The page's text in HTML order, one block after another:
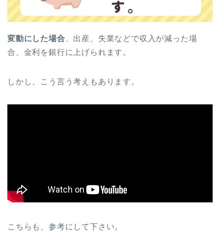
変動にした場合、出産、失業などで収入が減った場
合、金利を銀行に上げられます。
しかし、こう言う考えもあります。
こちらも、参考にして下さい。